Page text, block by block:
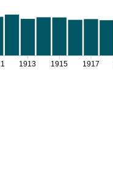
1913 1915 1917